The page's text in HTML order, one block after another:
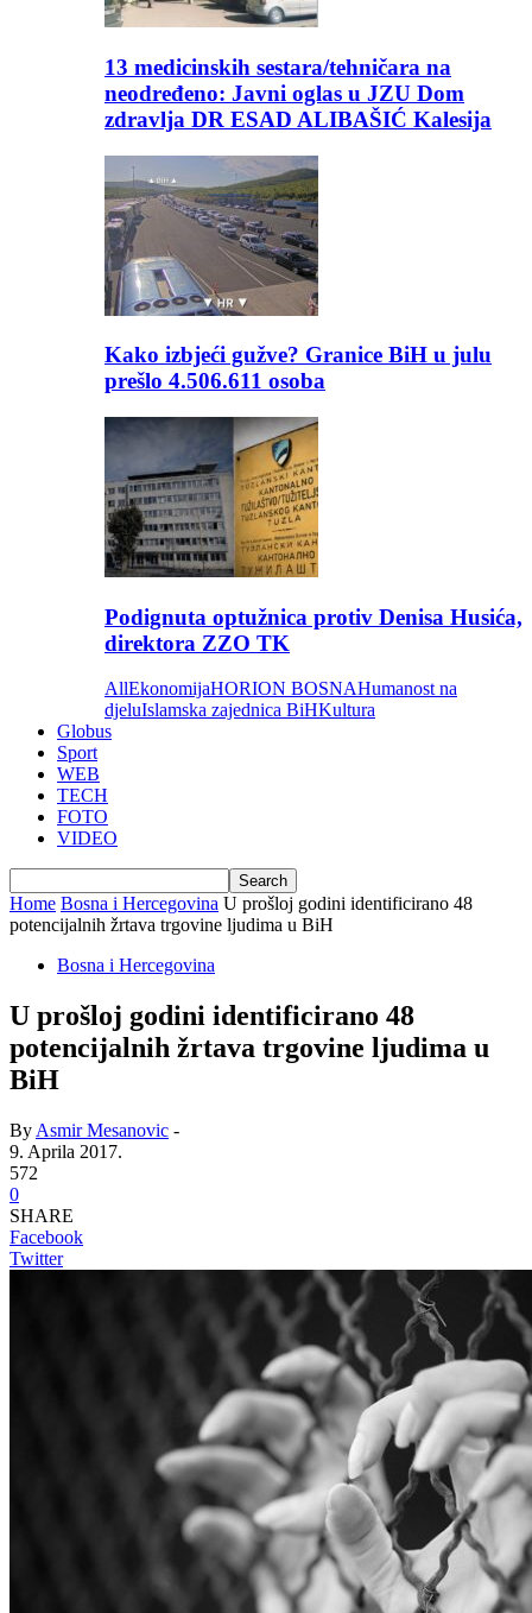
13 medicinskih sestara/tehničara na
neodređeno: Javni oglas u JZU Dom
zdravlja DR ESAD ALIBAŠIĆ Kalesija
Kako izbjeći gužve? Granice BiH u julu
prešlo 4.506.611 osoba
Podignuta optužnica protiv Denisa Husića,
direktora ZZO TK
AllEkonomijaHORION BOSNAHumanost na
djeluIslamska zajednica BiHKultura
Globus
Sport
WEB
TECH
FOTO
VIDEO
Home Bosna i Hercegovina U prošloj godini identificirano 48
potencijalnih žrtava trgovine ljudima u BiH
Bosna i Hercegovina
U prošloj godini identificirano 48
potencijalnih žrtava trgovine ljudima u
BiH
By Asmir Mesanovic -
9. Aprila 2017.
572
0
SHARE
Facebook
Twitter